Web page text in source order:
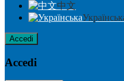
中文
Accedi
Accedi